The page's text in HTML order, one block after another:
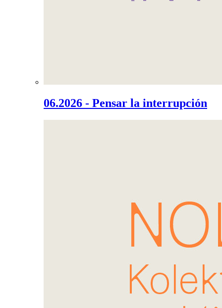
06.2026 - Pensar la interrupción